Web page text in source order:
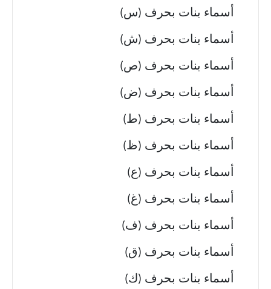
أسماء بنات بحرف (س)
أسماء بنات بحرف (ش)
أسماء بنات بحرف (ص)
أسماء بنات بحرف (ض)
أسماء بنات بحرف (ط)
أسماء بنات بحرف (ظ)
أسماء بنات بحرف (ع)
أسماء بنات بحرف (غ)
أسماء بنات بحرف (ف)
أسماء بنات بحرف (ق)
أسماء بنات بحرف (ك)